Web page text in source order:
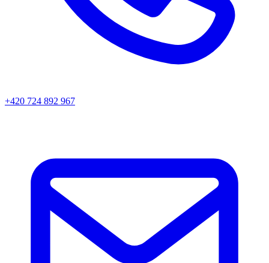
+420 724 892 967